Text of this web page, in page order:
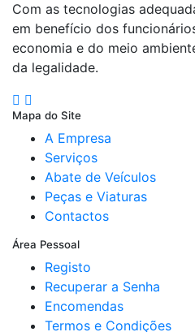
Com as tecnologias
em benefício dos
economia e do meio
da legalidade.
Mapa do Site
A Empresa
Serviços
Abate de Veículos
Peças e Viaturas
Contactos
Área Pessoal
Registo
Recuperar a Senha
Encomendas
Termos e Condições